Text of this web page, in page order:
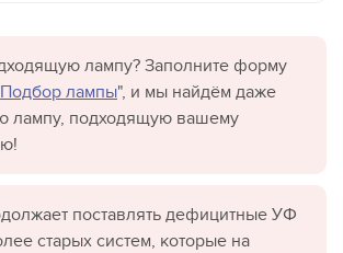
лампу? Заполните форму
Подбор лампы", и мы найдём даже
лампу, подходящую вашему
поставлять дефицитные УФ
старых систем, которые на